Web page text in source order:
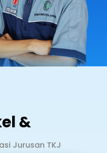
&
Jurusan TKJ